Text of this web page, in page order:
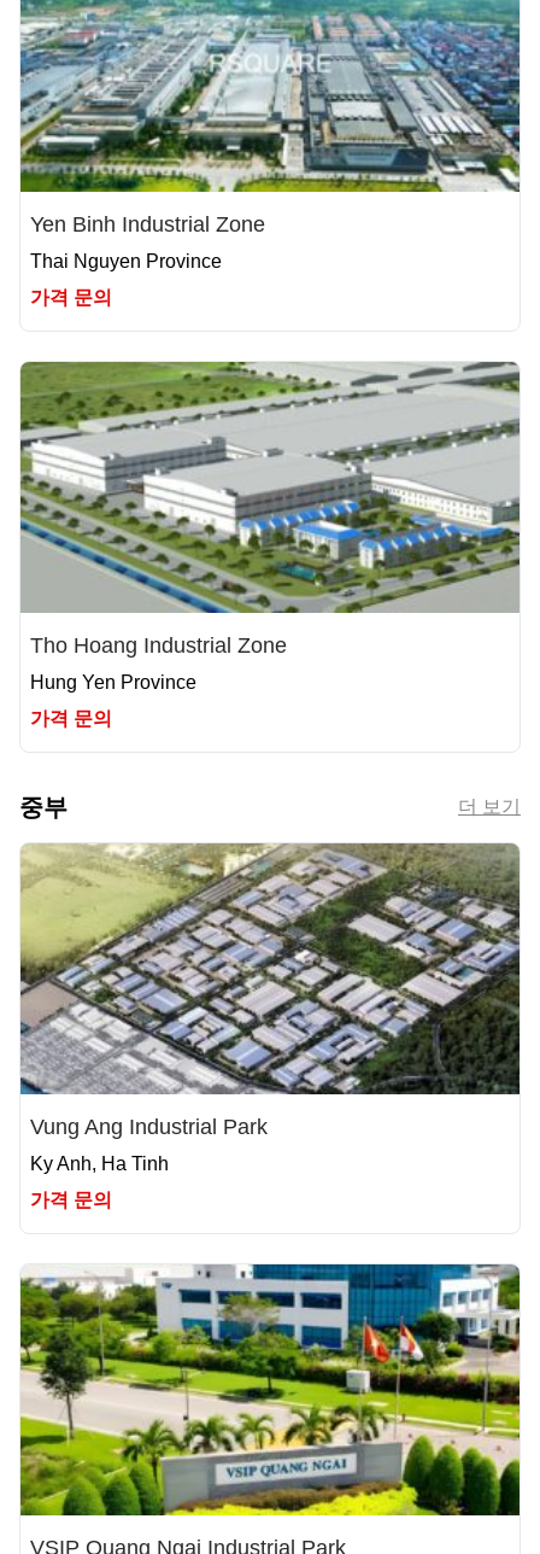
Yen Binh Industrial Zone
Thai Nguyen Province
가격 문의
Tho Hoang Industrial Zone
Hung Yen Province
가격 문의
중부 더 보기
Vung Ang Industrial Park
Ky Anh, Ha Tinh
가격 문의
VSIP Quang Ngai Industrial Park